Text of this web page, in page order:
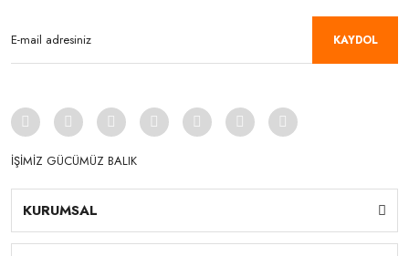
KAYDOL
İŞİMİZ GÜCÜMÜZ BALIK
KURUMSAL